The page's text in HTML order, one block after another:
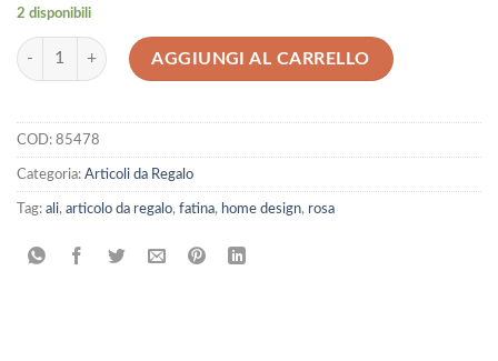
2 disponibili
Fata Rosa in Porcellana 16,5x13,5 - Articolo da Regalo, Home Design
AGGIUNGI AL CARRELLO
COD: 85478
Categoria: Articoli da Regalo
Tag: ali, articolo da regalo, fatina, home design, rosa